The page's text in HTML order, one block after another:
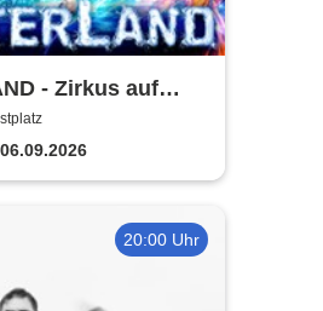
- Zirkus auf
| Lübeck
20:00 Uhr